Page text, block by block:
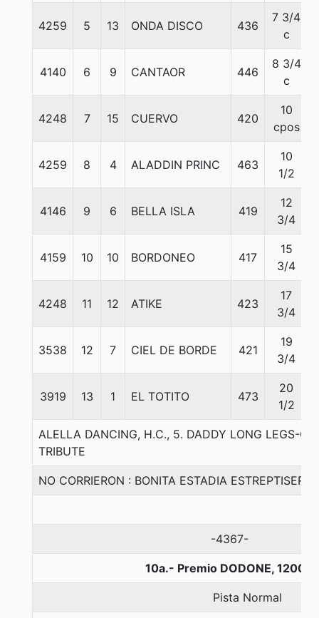
4259 5 13 ONDA DISCO 436
7 3/4
c
4140 6 9 CANTAOR 446
8 3/4
c
4248 7 15 CUERVO 420
10
cpos
4259 8 4 ALADDIN PRINC 463
10
1/2
4146 9 6 BELLA ISLA 419
12
3/4
4159 10 10 BORDONEO 417
15
3/4
4248 11 12 ATIKE 423
17
3/4
3538 12 7 CIEL DE BORDE 421
19
3/4
3919 13 1 EL TOTITO 473
20
1/2
ALELLA DANCING, H.C., 5. DADDY LONG LEGS-
TRIBUTE
NO CORRIERON : BONITA ESTADIA ESTREPTISERA
-4367-
10a.- Premio DODONE, 1200
Pista Normal